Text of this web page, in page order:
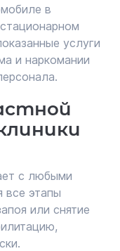
в
услуги
и наркомании
с любыми
все этапы
или снятие